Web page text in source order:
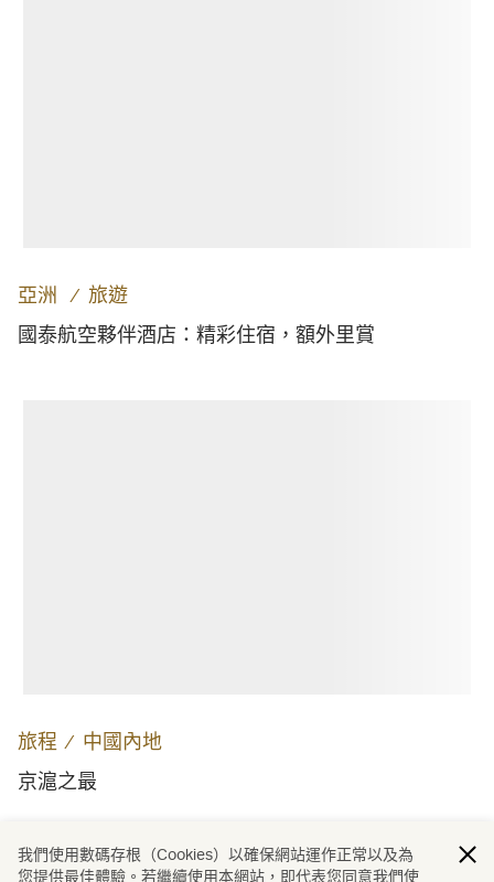
亞洲 ∕ 旅遊
國泰航空夥伴酒店：精彩住宿，額外里賞
旅程 ∕ 中國內地
京滬之最
載入更多
我們使用數碼存根（Cookies）以確保網站運作正常以及為
您提供最佳體驗。若繼續使用本網站，即代表您同意我們使